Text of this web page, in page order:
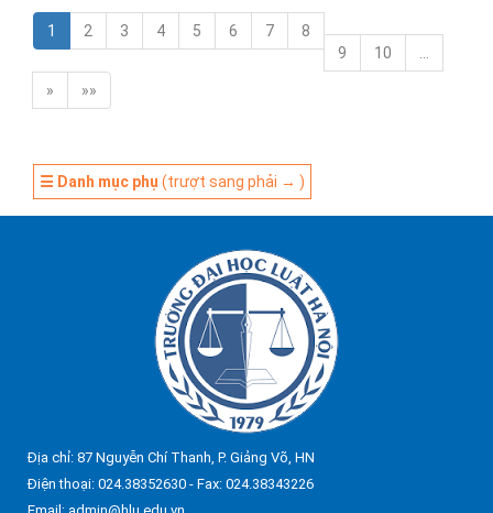
1 2 3 4 5 6 7
8
9
10
» »»
☰ Danh mục phụ (trượt sang phải → )
Địa chỉ: 87 Nguyễn Chí Thanh, P. Giảng Võ, HN
Điện thoại: 024.38352630 - Fax: 024.38343226